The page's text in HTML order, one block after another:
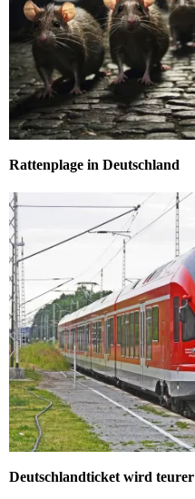
Rattenplage in Deutschland
Deutschlandticket wird teurer